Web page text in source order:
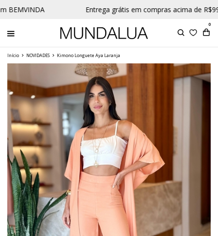
Entrega grátis em compras acima de R$99
0
Início NOVIDADES Kimono Longuete Aya Laranja